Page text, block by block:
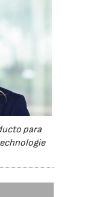
para